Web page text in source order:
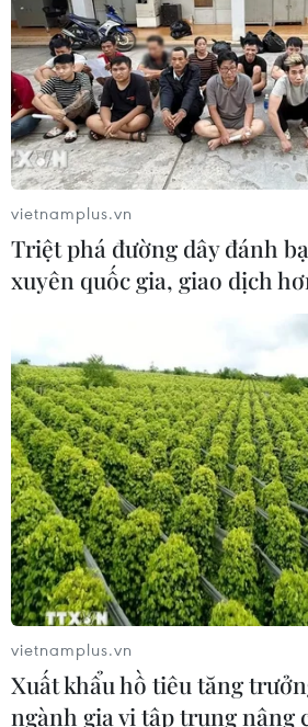
vietnamplus.vn
Triệt phá đường dây đánh
xuyên quốc gia, giao dịch
vietnamplus.vn
Xuất khẩu hồ tiêu tăng
ngành gia vị tập trung nâng